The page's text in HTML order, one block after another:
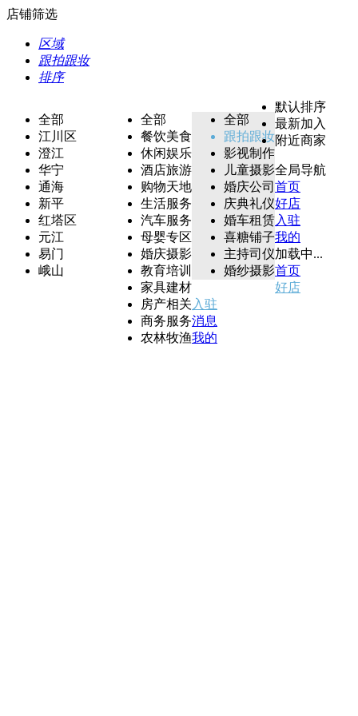
店铺筛选
区域
跟拍跟妆
排序
全部
江川区
澄江
华宁
通海
新平
红塔区
元江
易门
峨山
全部
餐饮美食
休闲娱乐
酒店旅游
购物天地
生活服务
汽车服务
母婴专区
婚庆摄影
教育培训
家具建材
房产相关
商务服务
农林牧渔
全部
跟拍跟妆
影视制作
儿童摄影
婚庆公司
庆典礼仪
婚车租赁
喜糖铺子
主持司仪
婚纱摄影
默认排序
最新加入
附近商家
全局导航
首页
好店
入驻
我的
加载中...
首页
好店
入驻
消息
我的